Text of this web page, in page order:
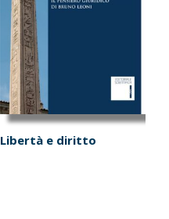
Libertà e diritto